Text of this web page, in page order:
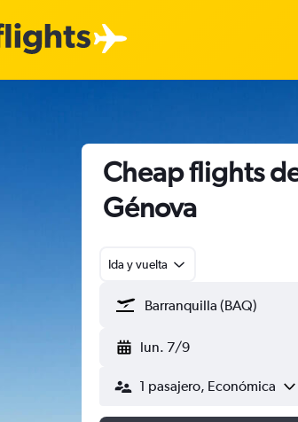
Cheap flights
Génova
Ida y vuelta
lun. 7/9
1 pasajero, Económica